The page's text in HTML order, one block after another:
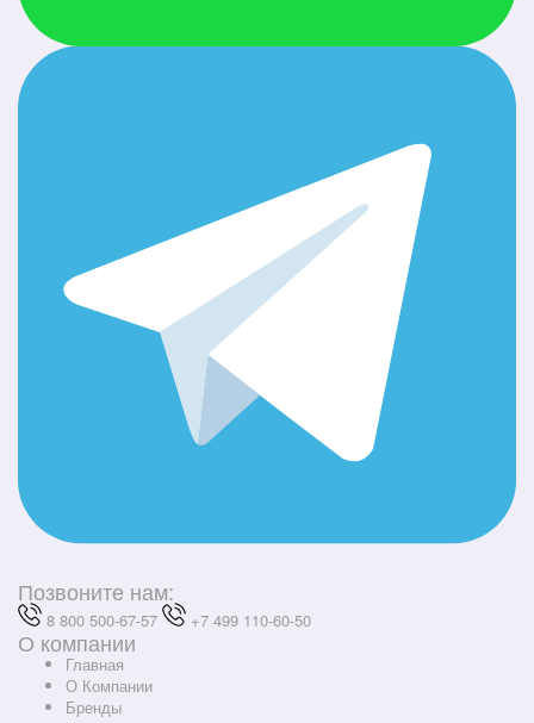
Позвоните нам:
8 800 500-67-57 +7 499 110-60-50
О компании
Главная
О Компании
Бренды